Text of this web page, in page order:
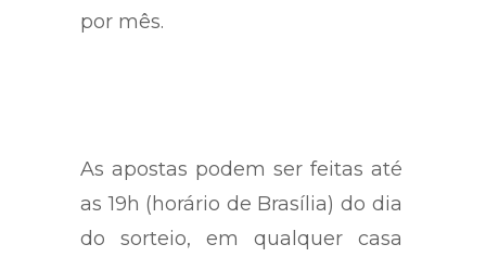
por mês.
As apostas podem ser feitas até
as 19h (horário de Brasília) do dia
do sorteio, em qualquer casa